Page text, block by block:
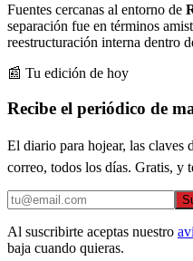
Fuentes cercanas al entorno de
separación fue en términos
reestructuración interna dentro
📰 Tu edición de hoy
Recibe el periódico de
El diario para hojear, las
correo, todos los días. Gratis, y
Al suscribirte aceptas nuestro
baja cuando quieras.